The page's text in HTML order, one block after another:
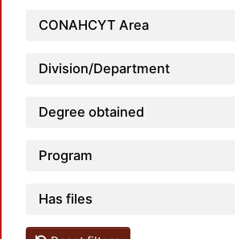
CONAHCYT Area
Division/Department
Degree obtained
Program
Has files